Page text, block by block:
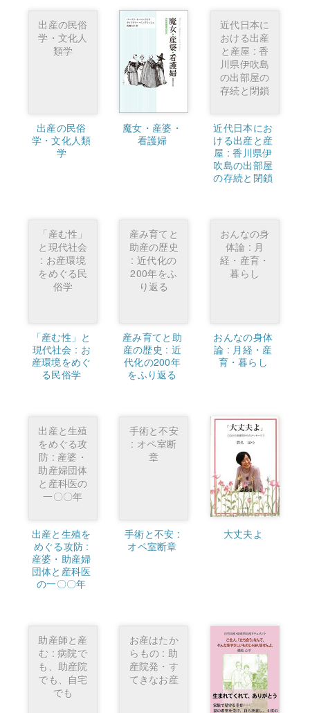
出産の民俗
学・文化人
類学
出産の民俗
学・文化人類
学
魔女・産婆・
看護婦
近代日本に
おける出産
と産屋 : 香
川県伊吹島
の出部屋の
存続と閉鎖
近代日本にお
ける出産と産
屋 : 香川県伊
吹島の出部屋
の存続と閉鎖
「産む性」
と現代社会
: お産環境
をめぐる民
俗学
「産む性」と
現代社会 : お
産環境をめぐ
る民俗学
産み育てと
助産の歴史
: 近代化の
200年をふ
り返る
産み育てと助
産の歴史 : 近
代化の200年
をふり返る
おんなの身
体論 : 月
経・産育・
暮らし
おんなの身体
論 : 月経・産
育・暮らし
出産と生殖
をめぐる攻
防 : 産婆・
助産婦団体
と産科医の
一〇〇年
出産と生殖を
めぐる攻防 :
産婆・助産婦
団体と産科医
の一〇〇年
手術と不安
: オペ室断
章
手術と不安 :
オペ室断章
大丈夫よ
助産師と産
む : 病院で
も、助産院
でも、自宅
でも
お産はたか
らもの : 助
産院発・す
てきなお産